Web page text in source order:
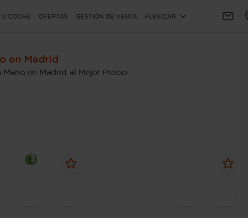
COCHE OFERTAS GESTIÓN DE VENTA FLEXICAR
en Madrid
en Madrid al Mejor Precio